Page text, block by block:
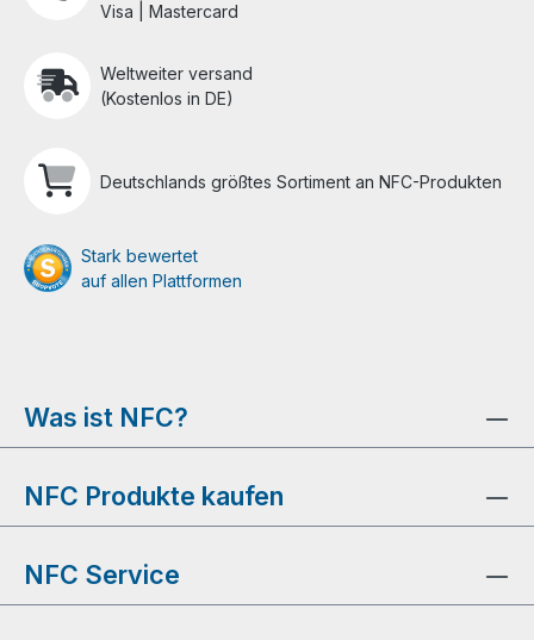
Visa | Mastercard
Weltweiter versand
(Kostenlos in DE)
Deutschlands größtes Sortiment an NFC-Produkten
Stark bewertet
auf allen Plattformen
Was ist NFC?
NFC Produkte kaufen
NFC Service